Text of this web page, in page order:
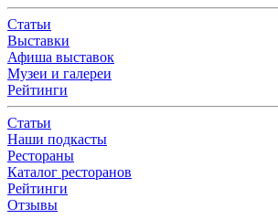
Статьи
Выставки
Афиша выставок
Музеи и галереи
Рейтинги
Статьи
Наши подкасты
Рестораны
Каталог ресторанов
Рейтинги
Отзывы